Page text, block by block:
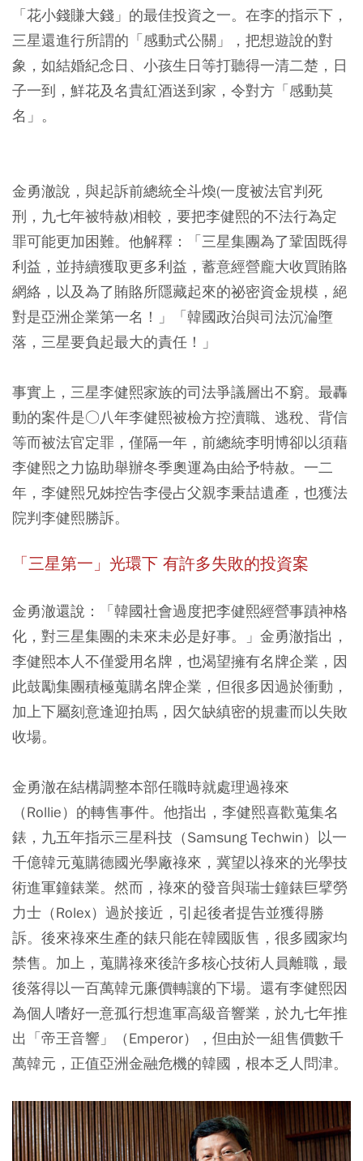
「花小錢賺大錢」的最佳投資之一。在李的指示下，
三星還進行所謂的「感動式公關」，把想遊說的對
象，如結婚紀念日、小孩生日等打聽得一清二楚，日
子一到，鮮花及名貴紅酒送到家，令對方「感動莫
名」。
金勇澈說，與起訴前總統全斗煥(一度被法官判死
刑，九七年被特赦)相較，要把李健熙的不法行為定
罪可能更加困難。他解釋：「三星集團為了鞏固既得
利益，並持續獲取更多利益，蓄意經營龐大收買賄賂
網絡，以及為了賄賂所隱藏起來的祕密資金規模，絕
對是亞洲企業第一名！」「韓國政治與司法沉淪墮
落，三星要負起最大的責任！」
事實上，三星李健熙家族的司法爭議層出不窮。最轟
動的案件是○八年李健熙被檢方控瀆職、逃稅、背信
等而被法官定罪，僅隔一年，前總統李明博卻以須藉
李健熙之力協助舉辦冬季奧運為由給予特赦。一二
年，李健熙兄姊控告李侵占父親李秉喆遺產，也獲法
院判李健熙勝訴。
「三星第一」光環下 有許多失敗的投資案
金勇澈還說：「韓國社會過度把李健熙經營事蹟神格
化，對三星集團的未來未必是好事。」金勇澈指出，
李健熙本人不僅愛用名牌，也渴望擁有名牌企業，因
此鼓勵集團積極蒐購名牌企業，但很多因過於衝動，
加上下屬刻意逢迎拍馬，因欠缺縝密的規畫而以失敗
收場。
金勇澈在結構調整本部任職時就處理過祿來
（Rollie）的轉售事件。他指出，李健熙喜歡蒐集名
錶，九五年指示三星科技（Samsung Techwin）以一
千億韓元蒐購德國光學廠祿來，冀望以祿來的光學技
術進軍鐘錶業。然而，祿來的發音與瑞士鐘錶巨擘勞
力士（Rolex）過於接近，引起後者提告並獲得勝
訴。後來祿來生產的錶只能在韓國販售，很多國家均
禁售。加上，蒐購祿來後許多核心技術人員離職，最
後落得以一百萬韓元廉價轉讓的下場。還有李健熙因
為個人嗜好一意孤行想進軍高級音響業，於九七年推
出「帝王音響」（Emperor），但由於一組售價數千
萬韓元，正值亞洲金融危機的韓國，根本乏人問津。